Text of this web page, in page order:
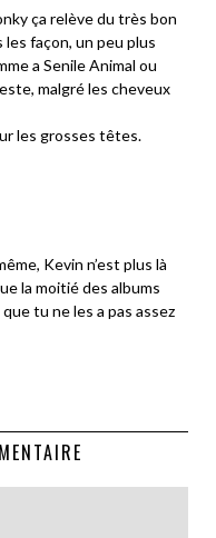
ça relève du très bon
façon, un peu plus
a Senile Animal ou
malgré les cheveux
les grosses têtes.
Kevin n’est plus là
la moitié des albums
tu ne les a pas assez